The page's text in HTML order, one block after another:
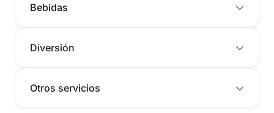
Bebidas
Diversión
Otros servicios